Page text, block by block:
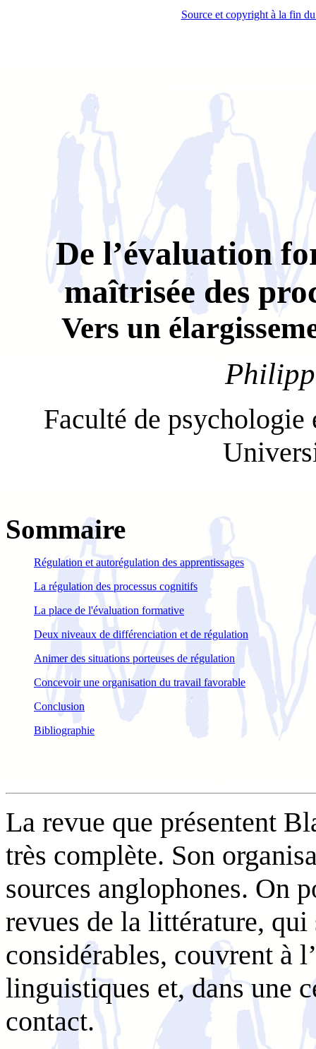
Source et copyright à la fin
De l’évaluation
maîtrisée des
Vers un
Faculté de psychologie
Sommaire
Régulation et autorégulation des apprentissages
La régulation des processus cognitifs
La place de l'évaluation formative
Deux niveaux de différenciation et de régulation
Animer des situations porteuses de régulation
Concevoir une organisation du travail favorable
Conclusion
Bibliographie
La revue que présentent
très complète. Son
sources anglophones. On
revues de la littérature, qui
considérables, couvrent à
linguistiques et, dans une
contact.